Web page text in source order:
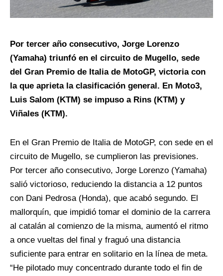
Por tercer año consecutivo, Jorge Lorenzo
(Yamaha) triunfó en el circuito de Mugello, sede
del Gran Premio de Italia de MotoGP, victoria con
la que aprieta la clasificación general. En Moto3,
Luis Salom (KTM) se impuso a Rins (KTM) y
Viñales (KTM).
En el Gran Premio de Italia de MotoGP, con sede en el
circuito de Mugello, se cumplieron las previsiones.
Por tercer año consecutivo, Jorge Lorenzo (Yamaha)
salió victorioso, reduciendo la distancia a 12 puntos
con Dani Pedrosa (Honda), que acabó segundo. El
mallorquín, que impidió tomar el dominio de la carrera
al catalán al comienzo de la misma, aumentó el ritmo
a once vueltas del final y fraguó una distancia
suficiente para entrar en solitario en la línea de meta.
“He pilotado muy concentrado durante todo el fin de